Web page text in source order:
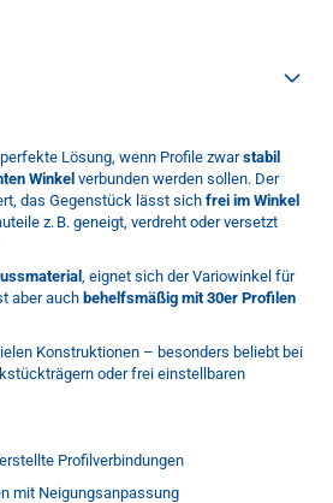
Lösung, wenn Profile zwarstabil
Winkel verbunden werden sollen. Der
das Gegenstück lässt sich frei im Winkel
z. B. geneigt, verdreht oder versetzt
, eignet sich der Variowinkel für
aber auch behelfsmäßig mit 30er Profilen
Konstruktionen – besonders beliebt bei
oder frei einstellbaren
Profilverbindungen
mit Neigungsanpassung